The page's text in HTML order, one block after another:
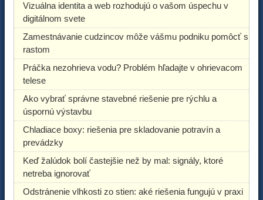
Vizuálna identita a web rozhodujú o vašom úspechu v
digitálnom svete
Zamestnávanie cudzincov môže vášmu podniku pomôcť s
rastom
Práčka nezohrieva vodu? Problém hľadajte v ohrievacom
telese
Ako vybrať správne stavebné riešenie pre rýchlu a
úspornú výstavbu
Chladiace boxy: riešenia pre skladovanie potravín a
prevádzky
Keď žalúdok bolí častejšie než by mal: signály, ktoré
netreba ignorovať
Odstránenie vlhkosti zo stien: aké riešenia fungujú v praxi